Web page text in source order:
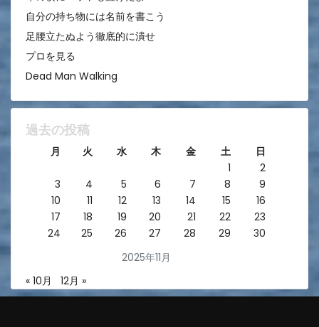
自分の持ち物には名前を書こう
足腰立たぬよう徹底的に潰せ
プロを見る
Dead Man Walking
過去の投稿
2025年11月
月 火 水 木 金 土
日
1
2
3
4 5 6 7 8
9
10
11 12 13 14 15
16
17
18 19 20 21 22
23
24
25 26 27 28 29 30
« 10月 12月 »